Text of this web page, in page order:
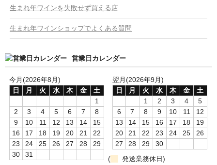
生まれ年ワインを失敗せず買える店
生まれ年ワインショップでよくある質問
営業日カレンダー
今月(2026年8月)
日
月 火 水 木 金
土
1
2
3 4 5 6 7
8
9
10 11 12 13 14
15
16
17 18 19 20 21
22
23
24 25 26 27 28
29
30
31
翌月(2026年9月)
日
月 火 水 木 金
土
1
2 3 4
5
6
7 8 9 10 11
12
13
14 15 16 17 18
19
20
21 22 23 24 25
26
27
28 29
30
(
発送業務休日)